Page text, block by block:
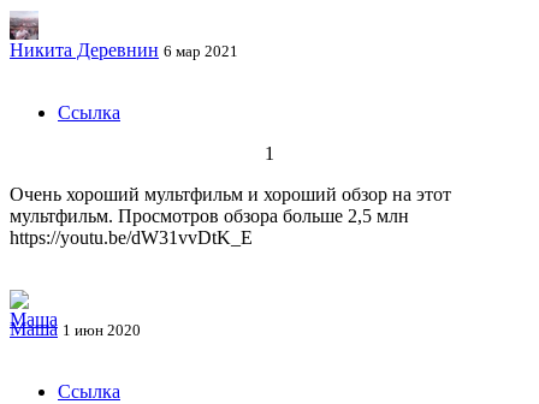
Никита Деревнин 6 мар 2021
Ссылка
1
Очень хороший мультфильм и хороший обзор на этот
мультфильм. Просмотров обзора больше 2,5 млн
https://youtu.be/dW31vvDtK_E
Маша 1 июн 2020
Ссылка